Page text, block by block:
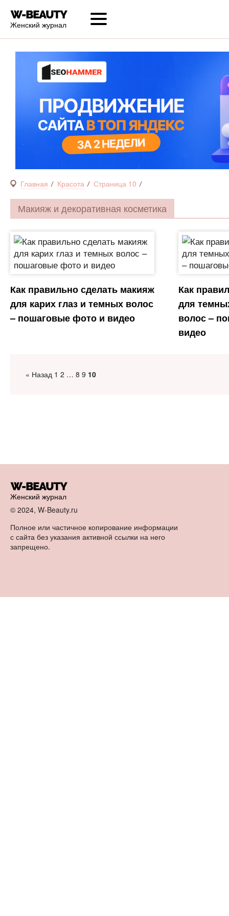
Женский журнал
Главная Красота Страница 10
Макияж и декоративная косметика
Как правильно сделать макияж
для карих глаз и темных волос
– пошаговые фото и видео
Как
для
волос –
видео
« Назад 1 2 … 8 9 10
Женский журнал
© 2024, W-Beauty.ru
Полное или частичное копирование информации
с сайта без указания активной ссылки на него
запрещено.